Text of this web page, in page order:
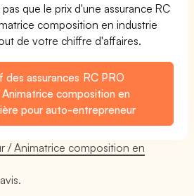
que le prix d'une assurance RC
composition en industrie
de votre chiffre d'affaires.
des assurances RC PRO
composition en
pour auto-entrepreneur
/ Animatrice composition en
avis.